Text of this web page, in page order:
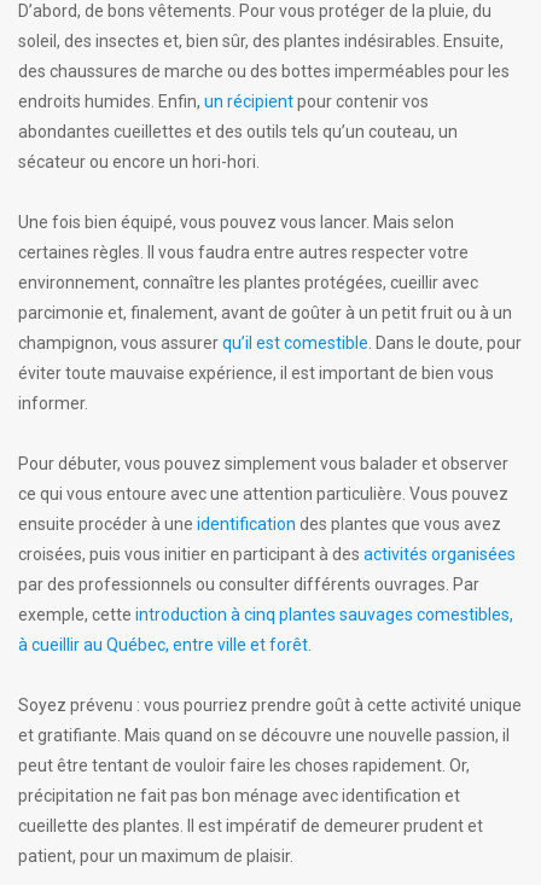
D’abord, de bons vêtements. Pour vous protéger de la pluie, du
soleil, des insectes et, bien sûr, des plantes indésirables. Ensuite,
des chaussures de marche ou des bottes imperméables pour les
endroits humides. Enfin, un récipientpour contenir vos
abondantes cueillettes et des outils tels qu’un couteau, un
sécateur ou encore un hori-hori.
Une fois bien équipé, vous pouvez vous lancer. Mais selon
certaines règles. Il vous faudra entre autres respecter votre
environnement, connaître les plantes protégées, cueillir avec
parcimonie et, finalement, avant de goûter à un petit fruit ou à un
champignon, vous assurerqu’il est comestible . Dans le doute, pour
éviter toute mauvaise expérience, il est important de bien vous
informer.
Pour débuter, vous pouvez simplement vous balader et observer
ce qui vous entoure avec une attention particulière. Vous pouvez
ensuite procéder à une identification des plantes que vous avez
croisées, puis vous initier en participant à des activités organisées
par des professionnels ou consulter différents ouvrages. Par
exemple, cette introduction à cinq plantes sauvages comestibles,
à cueillir au Québec, entre ville et forêt
Soyez prévenu : vous pourriez prendre goût à cette activité unique
et gratifiante. Mais quand on se découvre une nouvelle passion, il
peut être tentant de vouloir faire les choses rapidement. Or,
précipitation ne fait pas bon ménage avec identification et
cueillette des plantes. Il est impératif de demeurer prudent et
patient, pour un maximum de plaisir.